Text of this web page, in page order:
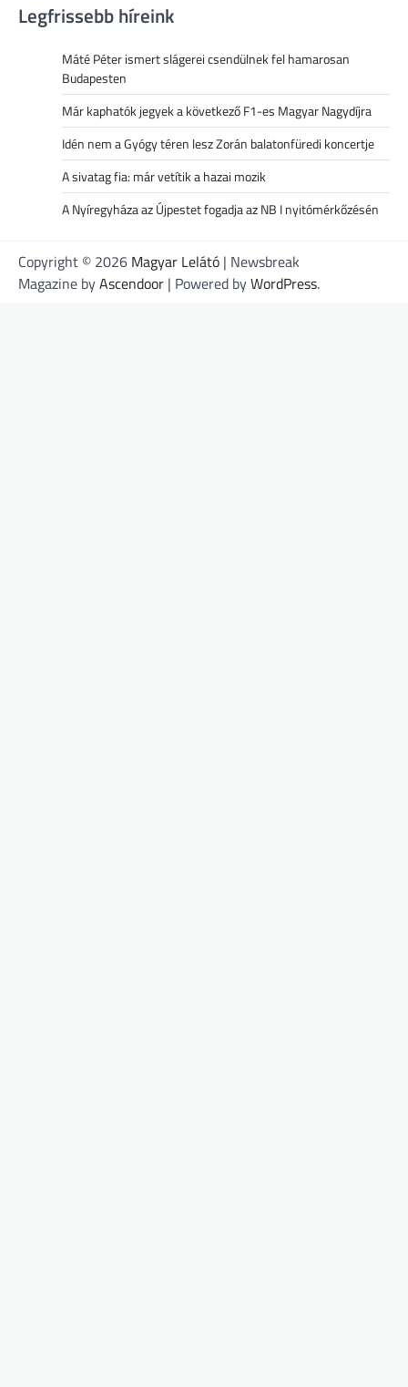
Legfrissebb híreink
Máté Péter ismert slágerei csendülnek fel hamarosan
Budapesten
Már kaphatók jegyek a következő F1-es Magyar Nagydíjra
Idén nem a Gyógy téren lesz Zorán balatonfüredi koncertje
A sivatag fia: már vetítik a hazai mozik
A Nyíregyháza az Újpestet fogadja az NB I nyitómérkőzésén
Copyright © 2026 Magyar Lelátó | Newsbreak
Magazine byAscendoor | Powered byWordPress.